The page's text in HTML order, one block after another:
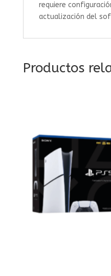
requiere
actualización del
Productos